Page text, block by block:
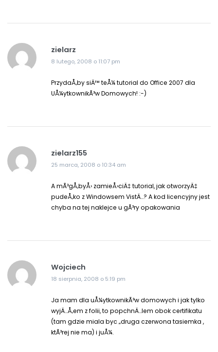
zielarz
8 lutego, 2008 o 11:07 pm
PrzydaÅ‚by siÄ™ teÅ¼ tutorial do Office 2007 dla
UÅ¼ytkownikÃ³w Domowych! :-)
zielarz155
25 marca, 2008 o 10:34 am
A mÃ³gÅ‚byÅ› zamieÅ›ciÄ‡ tutorial, jak otworzyÄ‡
pudeÅ‚ko z Windowsem VistÄ…? A kod licencyjny jest
chyba na tej naklejce u gÃ³ry opakowania
Wojciech
18 sierpnia, 2008 o 5:19 pm
Ja mam dla uÅ¼ytkownikÃ³w domowych i jak tylko
wyjÄ…Å‚em z folii, to popchnÄ…lem obok certifikatu
(tam gdzie miala byc „druga czerwona tasiemka ,
ktÃ³rej nie ma) i juÅ¼.